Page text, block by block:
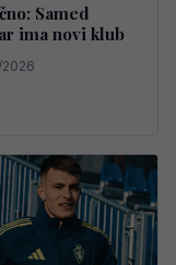
Samed
ima novi klub